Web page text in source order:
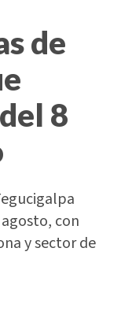
de
8
con
y sector de